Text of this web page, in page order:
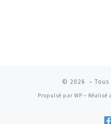
© 2026 –
Propulsé par WP – Réalisé